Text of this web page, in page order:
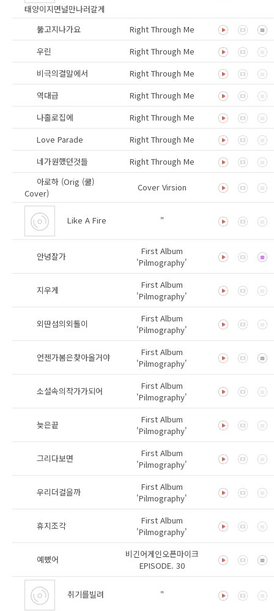
태양이지면널만나러갈게
뚫고지나가요
Right Through Me
우린
Right Through Me
비극의결말에서
Right Through Me
역대급
Right Through Me
나홀로집에
Right Through Me
Love Parade
Right Through Me
네가원했던것들
Right Through Me
아로하 (Orig (쿨)
Cover)
Cover Virsion
Like A Fire "
안녕잘가
First Album
'Pilmography'
지우게
First Album
'Pilmography'
외딴섬의외톨이
First Album
'Pilmography'
언젠가봄은찾아올거야
First Album
'Pilmography'
소설속의작가가되어
First Album
'Pilmography'
늦은끝
First Album
'Pilmography'
그리다보면
First Album
'Pilmography'
우리더걸을까
First Album
'Pilmography'
휴지조각
First Album
'Pilmography'
예뻤어
비긴어게인오픈마이크
EPISODE. 30
취기를빌려 "